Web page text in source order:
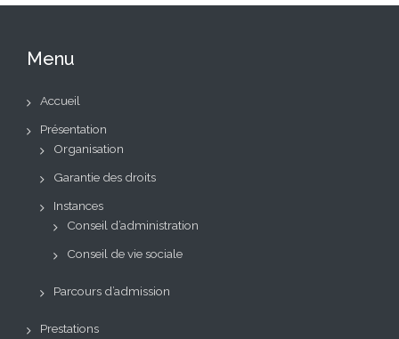
Menu
Accueil
Présentation
Organisation
Garantie des droits
Instances
Conseil d’administration
Conseil de vie sociale
Parcours d’admission
Prestations